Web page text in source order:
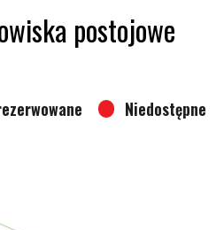
postojowe
Niedostępne